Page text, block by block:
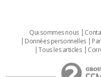
Qui sommes nous
Données personnelles
Tous les articles